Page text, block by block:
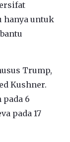
hanya untuk
Trump,
Kushner.
pada 6
pada 17